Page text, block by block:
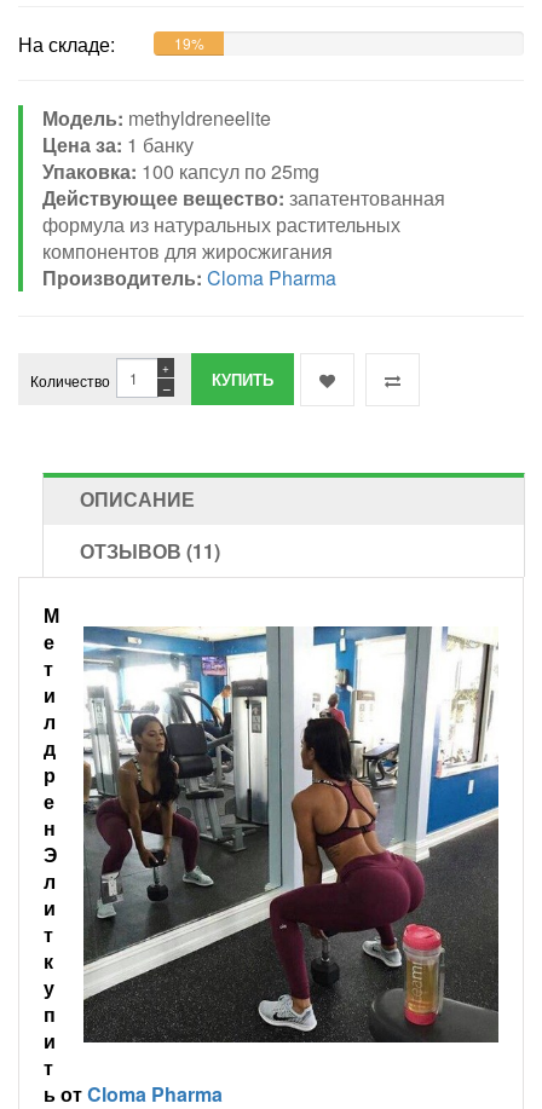
На складе: 19%
Модель: methyldreneelite
Цена за: 1 банку
Упаковка: 100 капсул по 25mg
Действующее вещество: запатентованная
формула из натуральных растительных
компонентов для жиросжигания
Производитель: Cloma Pharma
Количество −
+
ОПИСАНИЕ
ОТЗЫВОВ (11)
М
е
т
и
л
д
р
е
н
Э
л
и
т
к
у
п
и
т
ь отCloma Pharma